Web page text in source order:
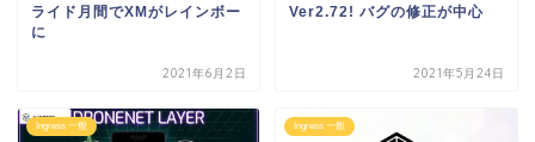
ライド月間でXMがレインボー
に
2021年6月2日
Ver2.72! バグの修正が中心
2021年5月24日
Ingress 一般 Ingress 一般